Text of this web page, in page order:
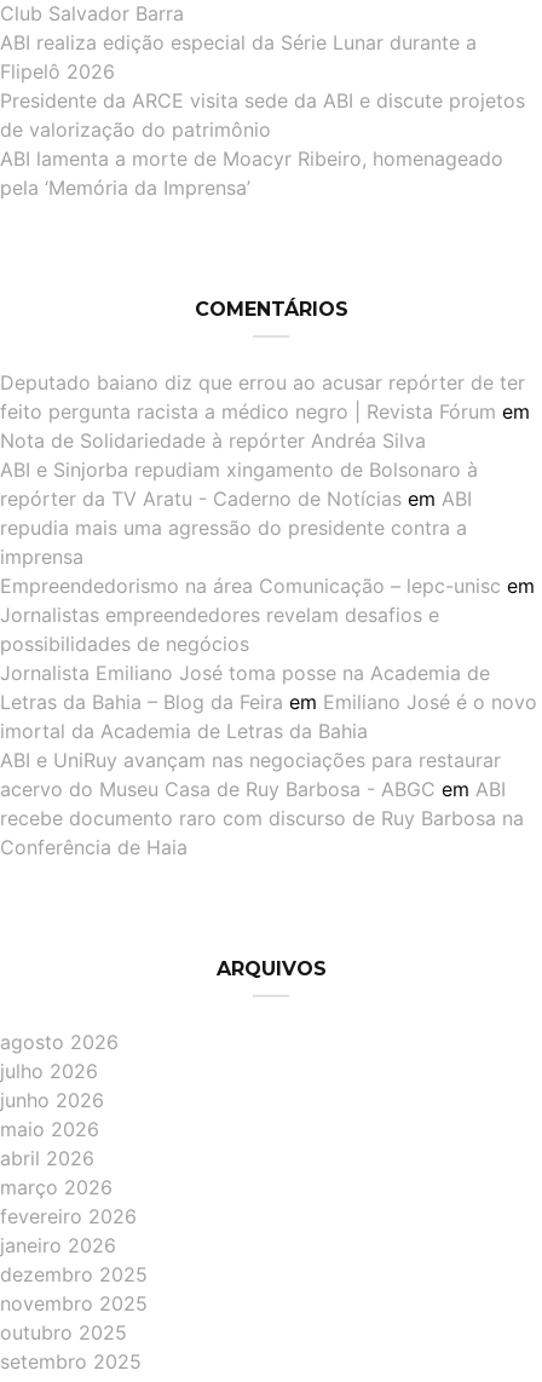
Club Salvador Barra
ABI realiza edição especial da Série Lunar durante a
Flipelô 2026
Presidente da ARCE visita sede da ABI e discute projetos
de valorização do patrimônio
ABI lamenta a morte de Moacyr Ribeiro, homenageado
pela ‘Memória da Imprensa’
COMENTÁRIOS
Deputado baiano diz que errou ao acusar repórter de ter
feito pergunta racista a médico negro | Revista Fórum em
Nota de Solidariedade à repórter Andréa Silva
ABI e Sinjorba repudiam xingamento de Bolsonaro à
repórter da TV Aratu - Caderno de Notícias em ABI
repudia mais uma agressão do presidente contra a
imprensa
Empreendedorismo na área Comunicação – lepc-unisc em
Jornalistas empreendedores revelam desafios e
possibilidades de negócios
Jornalista Emiliano José toma posse na Academia de
Letras da Bahia – Blog da Feira em Emiliano José é o novo
imortal da Academia de Letras da Bahia
ABI e UniRuy avançam nas negociações para restaurar
acervo do Museu Casa de Ruy Barbosa - ABGC em ABI
recebe documento raro com discurso de Ruy Barbosa na
Conferência de Haia
ARQUIVOS
agosto 2026
julho 2026
junho 2026
maio 2026
abril 2026
março 2026
fevereiro 2026
janeiro 2026
dezembro 2025
novembro 2025
outubro 2025
setembro 2025